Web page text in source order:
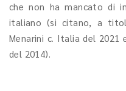
che non ha mancato di
italiano (si citano, a
Menarini c. Italia del 2021
del 2014).